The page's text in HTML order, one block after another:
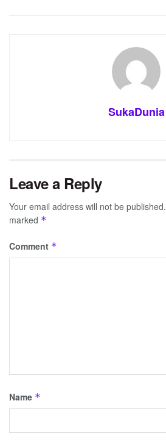
SukaDunia
Leave a Reply
Your email address will not be published.
marked *
Comment *
Name *